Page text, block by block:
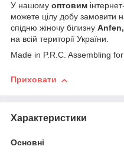
У нашому оптовим
можете цілу добу замовити
спідню жіночу білизну
на всій території України.
Made in P.R.C. Assembling
Приховати
Характеристики
Основні